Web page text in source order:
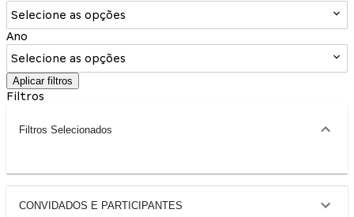
Selecione as opções
Ano
Selecione as opções
Aplicar filtros
Filtros
Filtros Selecionados
CONVIDADOS E PARTICIPANTES